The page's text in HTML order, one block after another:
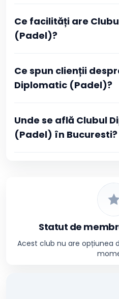
Ce facilități are
(Padel)?
Ce spun clienții
Diplomatic (Padel)?
Unde se află Clubul
(Padel) în Bucuresti?
Statut de
Acest club nu are opțiunea